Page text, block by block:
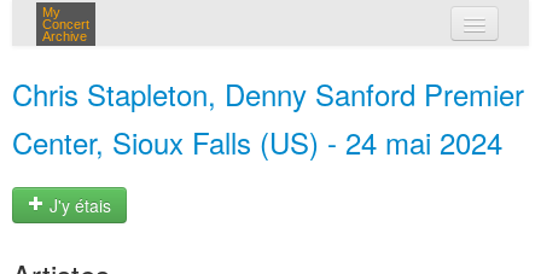
My
Concert
Archive
Chris Stapleton, Denny Sanford Premier
Center, Sioux Falls (US) - 24 mai 2024
J'y étais